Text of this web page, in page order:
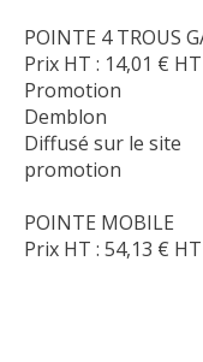
POINTE 4 TROUS
Prix HT : 14,01 € HT
Promotion
Demblon
Diffusé sur le site
promotion
POINTE MOBILE
Prix HT : 54,13 € HT